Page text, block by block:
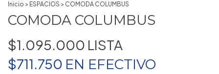
Inicio > ESPACIOS > COMODA COLUMBUS
COMODA COLUMBUS
$1.095.000
$711.750 EN EFECTIVO